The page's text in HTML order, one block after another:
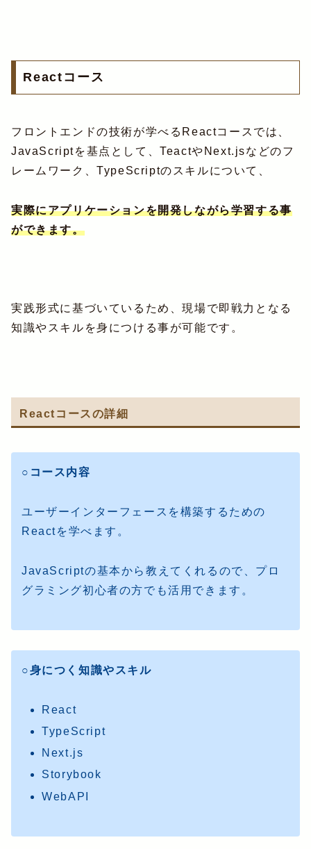
Reactコース
フロントエンドの技術が学べるReactコースでは、
JavaScriptを基点として、TeactやNext.jsなどのフ
レームワーク、TypeScriptのスキルについて、
実際にアプリケーションを開発しながら学習する事
ができます。
実践形式に基づいているため、現場で即戦力となる
知識やスキルを身につける事が可能です。
Reactコースの詳細
○コース内容
ユーザーインターフェースを構築するための
Reactを学べます。
JavaScriptの基本から教えてくれるので、プロ
グラミング初心者の方でも活用できます。
○身につく知識やスキル
React
TypeScript
Next.js
Storybook
WebAPI